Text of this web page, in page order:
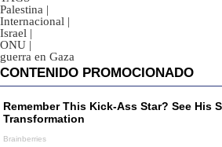
Palestina |
Internacional |
Israel |
ONU |
guerra en Gaza